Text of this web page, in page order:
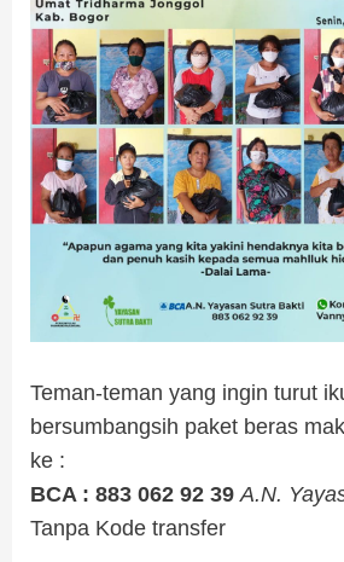
Teman-teman yang ingin turut
bersumbangsih paket beras
ke :
BCA : 883 062 92 39 A.N.
Tanpa Kode transfer